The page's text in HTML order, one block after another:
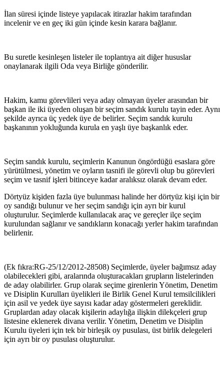
İlan süresi içinde listeye yapılacak itirazlar hakim tarafından
incelenir ve en geç iki gün içinde kesin karara bağlanır.
Bu suretle kesinleşen listeler ile toplantıya ait diğer hususlar
onaylanarak ilgili Oda veya Birliğe gönderilir.
Hakim, kamu görevlileri veya aday olmayan üyeler arasından bir
başkan ile iki üyeden oluşan bir seçim sandık kurulu tayin eder. Aynı
şekilde ay­rıca üç yedek üye de belirler. Seçim sandık kurulu
başkanının yokluğunda kurula en yaşlı üye başkanlık eder.
Seçim sandık kurulu, seçimlerin Kanunun öngördüğü esaslara göre
yürü­tülmesi, yönetim ve oyların tasnifi ile görevli olup bu görevleri
seçim ve tasnif işleri bitinceye kadar aralıksız olarak devam eder.
Dörtyüz kişiden fazla üye bulunması halinde her dörtyüz kişi için bir
oy sandığı bulunur ve her seçim sandığı için ayrı bir kurul
oluşturulur. Se­çimlerde kullanılacak araç ve gereçler ilçe seçim
kurulundan sağlanır ve sandıkların konacağı yerler hakim tarafından
belirlenir.
(Ek fıkra:RG-25/12/2012-28508) Seçimlerde, üyeler bağımsız aday
olabilecekleri gibi, aralarında oluşturacakları grupların listelerinden
de aday olabilirler. Grup olarak seçime girenlerin Yönetim, Denetim
ve Disiplin Kurulları üyelikleri ile Birlik Genel Kurul temsilcilikleri
için asil ve yedek üye sayısı kadar aday göstermeleri gereklidir.
Gruplardan aday olacak kişilerin adaylığa ilişkin dilekçeleri grup
listesine eklenerek divana verilir. Yönetim, Denetim ve Disiplin
Kurulu üyeleri için tek bir birleşik oy pusulası, üst birlik delegeleri
için ayrı bir oy pusulası oluşturulur.